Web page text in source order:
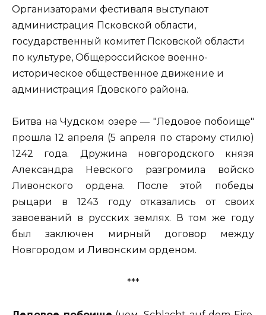
Организаторами фестиваля выступают
администрация Псковской области,
государственный комитет Псковской области
по культуре, Общероссийское военно-
историческое общественное движение и
администрация Гдовского района.
Битва на Чудском озере — "Ледовое побоище"
прошла 12 апреля (5 апреля по старому стилю)
1242 года. Дружина новгородского князя
Александра Невского разгромила войско
Ливонского ордена. После этой победы
рыцари в 1243 году отказались от своих
завоеваний в русских землях. В том же году
был заключен мирный договор между
Новгородом и Ливонским орденом.
***